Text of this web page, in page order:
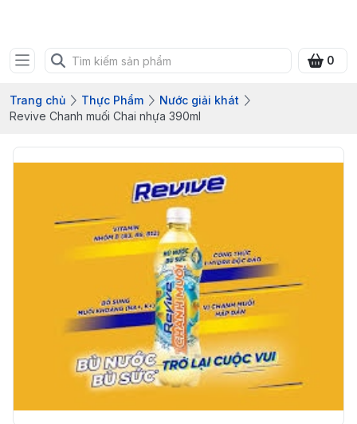
0
Trang chủ Thực Phẩm
Nước giải khát
Revive Chanh muối Chai nhựa 390ml